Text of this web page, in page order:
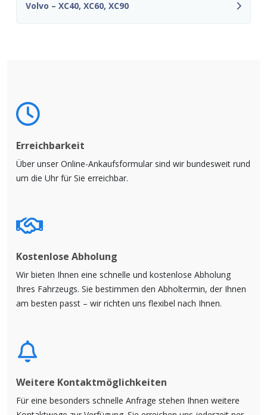
Volvo – XC40, XC60, XC90
Erreichbarkeit
Über unser Online-Ankaufsformular sind wir bundesweit rund
um die Uhr für Sie erreichbar.
Kostenlose Abholung
Wir bieten Ihnen eine schnelle und kostenlose Abholung
Ihres Fahrzeugs. Sie bestimmen den Abholtermin, der Ihnen
am besten passt – wir richten uns flexibel nach Ihnen.
Weitere Kontaktmöglichkeiten
Für eine besonders schnelle Anfrage stehen Ihnen weitere